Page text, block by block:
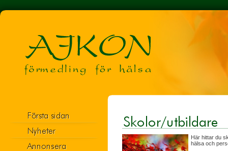
Här hittar du
hälsa och